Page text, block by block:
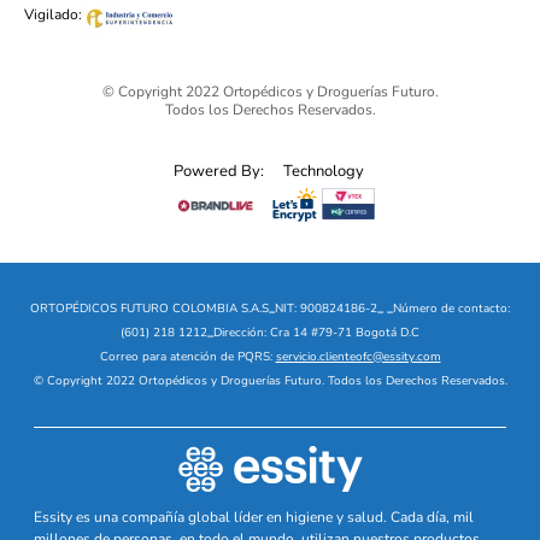
Vigilado:
© Copyright 2022 Ortopédicos y Droguerías Futuro.
Todos los Derechos Reservados.
Powered By: Technology
ORTOPÉDICOS FUTURO COLOMBIA S.A.S_NIT: 900824186-2_ _Número de contacto:
(601) 218 1212_Dirección: Cra 14 #79-71 Bogotá D.C
Correo para atención de PQRS: servicio.clienteofc@essity.com
© Copyright 2022 Ortopédicos y Droguerías Futuro. Todos los Derechos Reservados.
Essity es una compañía global líder en higiene y salud. Cada día, mil